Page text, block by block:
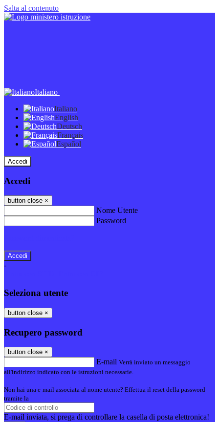
Salta al contenuto
Italiano
Italiano
English
Deutsch
Français
Español
Accedi
Accedi
button close ×
Nome Utente
Password
-
Seleziona utente
button close ×
Recupero password
button close ×
E-mail Verrà inviato un messaggio
all'indirizzo indicato con le istruzioni necessarie.
Non hai una e-mail associata al nome utente? Effettua il reset della password
tramite la
E-mail inviata, si prega di controllare la casella di posta elettronica!